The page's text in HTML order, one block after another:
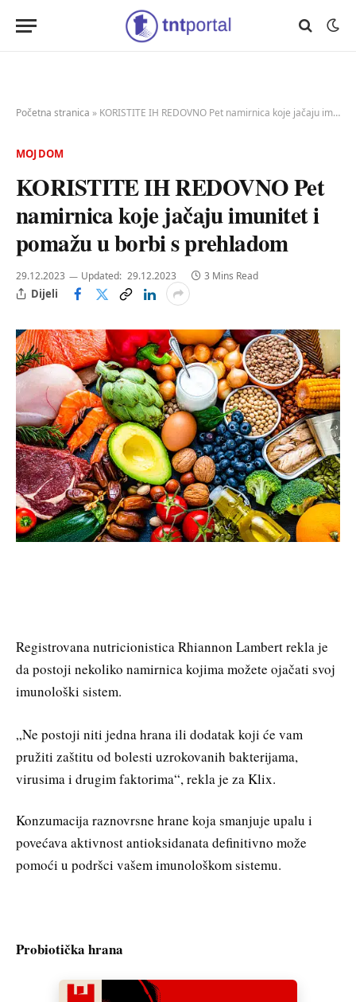
Početna stranica » KORISTITE IH REDOVNO Pet namirnica koje jačaju imunitet i pomažu u borbi s prehladom
MOJ DOM
KORISTITE IH REDOVNO Pet
namirnica koje jačaju imunitet i
pomažu u borbi s prehladom
29.12.2023 Updated: 29.12.2023 3 Mins Read
Dijeli
Registrovana nutricionistica Rhiannon Lambert rekla je
da postoji nekoliko namirnica kojima možete ojačati svoj
imunološki sistem.
„Ne postoji niti jedna hrana ili dodatak koji će vam
pružiti zaštitu od bolesti uzrokovanih bakterijama,
virusima i drugim faktorima“, rekla je za Klix.
Konzumacija raznovrsne hrane koja smanjuje upalu i
povećava aktivnost antioksidanata definitivno može
pomoći u podršci vašem imunološkom sistemu.
Probiotička hrana